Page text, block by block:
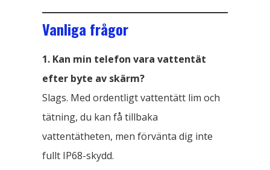
Vanliga frågor
1. Kan min telefon vara vattentät
efter byte av skärm?
Slags. Med ordentligt vattentätt lim och
tätning, du kan få tillbaka
vattentätheten, men förvänta dig inte
fullt IP68-skydd.